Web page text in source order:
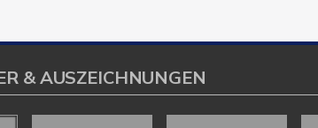
& AUSZEICHNUNGEN